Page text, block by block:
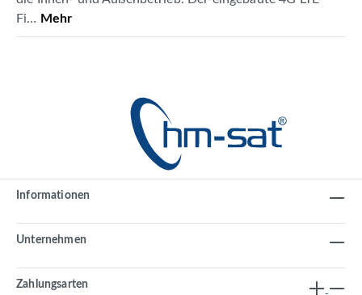
Fi… Mehr
Informationen
Unternehmen
Zahlungsarten